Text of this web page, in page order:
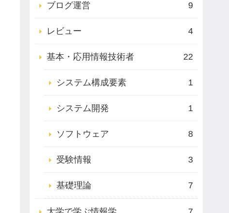
ブログ運営 9
レビュー 4
基本・応用情報技術者 22
システム構成要素 1
システム開発 1
ソフトウェア 8
受験情報 3
基礎理論 7